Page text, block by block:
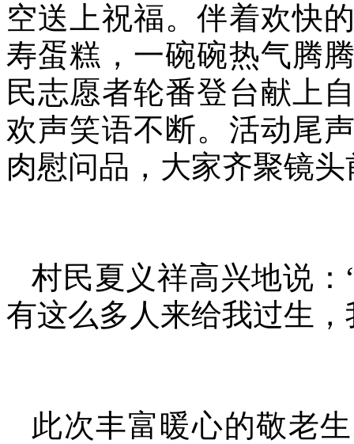
空送上祝福。伴着欢快
寿蛋糕，一碗碗热气腾
民志愿者轮番登台献上
欢声笑语不断。活动尾
肉慰问品，大家齐聚镜
村民夏义祥高兴地说
有这么多人来给我过生
此次丰富暖心的敬老